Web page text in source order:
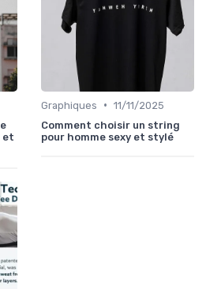
et
Graphiques • 11/11/2025
Comment choisir un string
pour homme sexy et stylé